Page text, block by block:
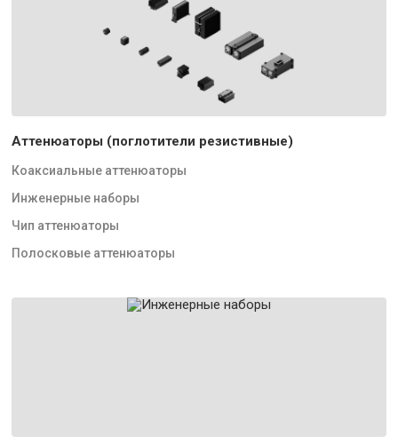
Аттенюаторы (поглотители резистивные)
Коаксиальные аттенюаторы
Инженерные наборы
Чип аттенюаторы
Полосковые аттенюаторы